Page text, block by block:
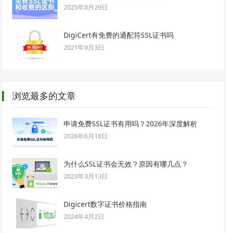
2025年8月29日
DigiCert有免费的通配符SSL证书吗
2021年9月3日
浏览最多的文章
申请免费SSL证书有用吗？2026年深度解析
2026年6月18日
为什么SSL证书会无效？原因有哪几点？
2023年3月13日
Digicert数字证书价格指南
2024年4月2日